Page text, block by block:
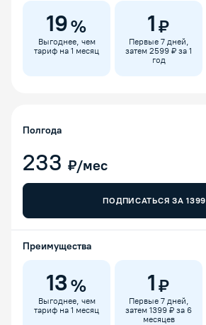
19%
Выгоднее, чем
тариф на 1 месяц
1 ₽
Первые 7 дней,
затем 2599 ₽ за 1
год
Полгода
233 ₽/мес
ПОДПИСАТЬСЯ ЗА1399
Преимущества
13 %
Выгоднее, чем
тариф на 1 месяц
1 ₽
Первые 7 дней,
затем 1399 ₽ за 6
месяцев